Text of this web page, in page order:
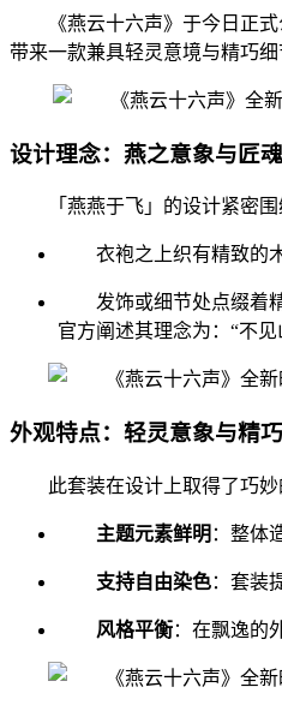
《燕云十六声》于今日正
带来一款兼具轻灵意境与精巧
设计理念：燕之意象与匠
「燕燕于飞」的设计紧密
衣袍之上织有精致的
发饰或细节处点缀着
官方阐述其理念为：“不
外观特点：轻灵意象与精
此套装在设计上取得了巧
主题元素鲜明 ：整体
支持自由染色：套装
风格平衡：在飘逸的